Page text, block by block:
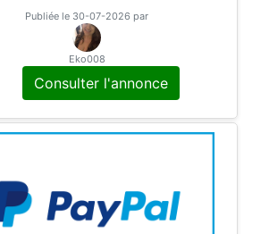
2026. ] Bonjour, En vou
à paypal à l'aide de mon
Publiée le 30-07-2026 par
Eko008
Consulter l'annonce